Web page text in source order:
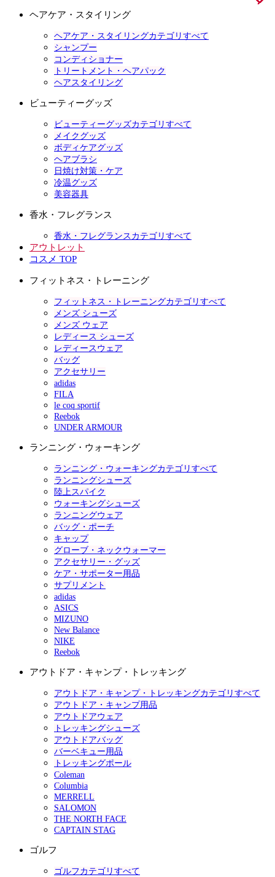
ヘアケア・スタイリング
ヘアケア・スタイリングカテゴリすべて
シャンプー
コンディショナー
トリートメント・ヘアパック
ヘアスタイリング
ビューティーグッズ
ビューティーグッズカテゴリすべて
メイクグッズ
ボディケアグッズ
ヘアブラシ
日焼け対策・ケア
冷温グッズ
美容器具
香水・フレグランス
香水・フレグランスカテゴリすべて
アウトレット
コスメ TOP
フィットネス・トレーニング
フィットネス・トレーニングカテゴリすべて
メンズ シューズ
メンズ ウェア
レディース シューズ
レディースウェア
バッグ
アクセサリー
adidas
FILA
le coq sportif
Reebok
UNDER ARMOUR
ランニング・ウォーキング
ランニング・ウォーキングカテゴリすべて
ランニングシューズ
陸上スパイク
ウォーキングシューズ
ランニングウェア
バッグ・ポーチ
キャップ
グローブ・ネックウォーマー
アクセサリー・グッズ
ケア・サポーター用品
サプリメント
adidas
ASICS
MIZUNO
New Balance
NIKE
Reebok
アウトドア・キャンプ・トレッキング
アウトドア・キャンプ・トレッキングカテゴリすべて
アウトドア・キャンプ用品
アウトドアウェア
トレッキングシューズ
アウトドアバッグ
バーベキュー用品
トレッキングポール
Coleman
Columbia
MERRELL
SALOMON
THE NORTH FACE
CAPTAIN STAG
ゴルフ
ゴルフカテゴリすべて